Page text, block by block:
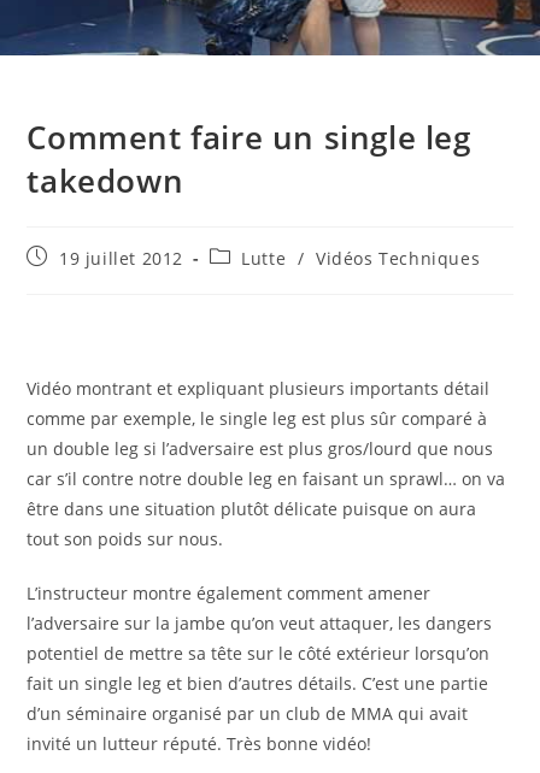
Comment faire un single leg
takedown
Publication
19 juillet 2012
PostLutte / Vidéos Techniques
Vidéo montrant et expliquant plusieurs importants détail
comme par exemple, le single leg est plus sûr comparé à
un double leg si l’adversaire est plus gros/lourd que nous
car s’il contre notre double leg en faisant un sprawl… on va
être dans une situation plutôt délicate puisque on aura
tout son poids sur nous.
L’instructeur montre également comment amener
l’adversaire sur la jambe qu’on veut attaquer, les dangers
potentiel de mettre sa tête sur le côté extérieur lorsqu’on
fait un single leg et bien d’autres détails. C’est une partie
d’un séminaire organisé par un club de MMA qui avait
invité un lutteur réputé. Très bonne vidéo!